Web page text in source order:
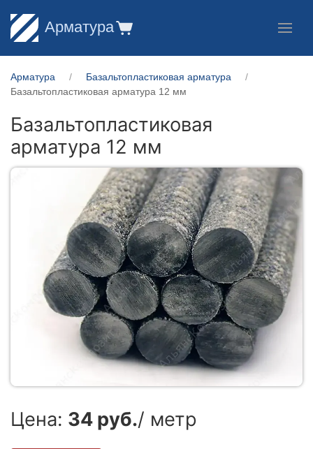
Арматура
Арматура
Базальтопластиковая арматура
Базальтопластиковая арматура 12 мм
Базальтопластиковая
арматура 12 мм
Цена: 34 руб./ метр